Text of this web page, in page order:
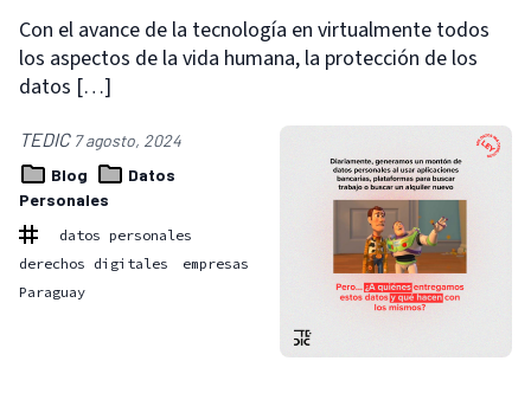
Con el avance de la tecnología en virtualmente todos
los aspectos de la vida humana, la protección de los
datos […]
TEDIC 7 agosto, 2024
Blog
Datos
Personales
datos personales
derechos digitales
empresas
Paraguay